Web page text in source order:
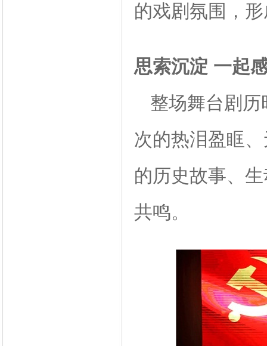
的戏剧氛围，
思索沉淀 一起
整场舞台剧历
次的热泪盈眶
的历史故事、
共鸣。